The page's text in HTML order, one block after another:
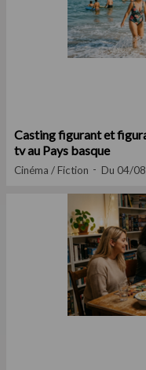
Casting figurant et
tv au Pays basque
Cinéma / Fiction Du 04/